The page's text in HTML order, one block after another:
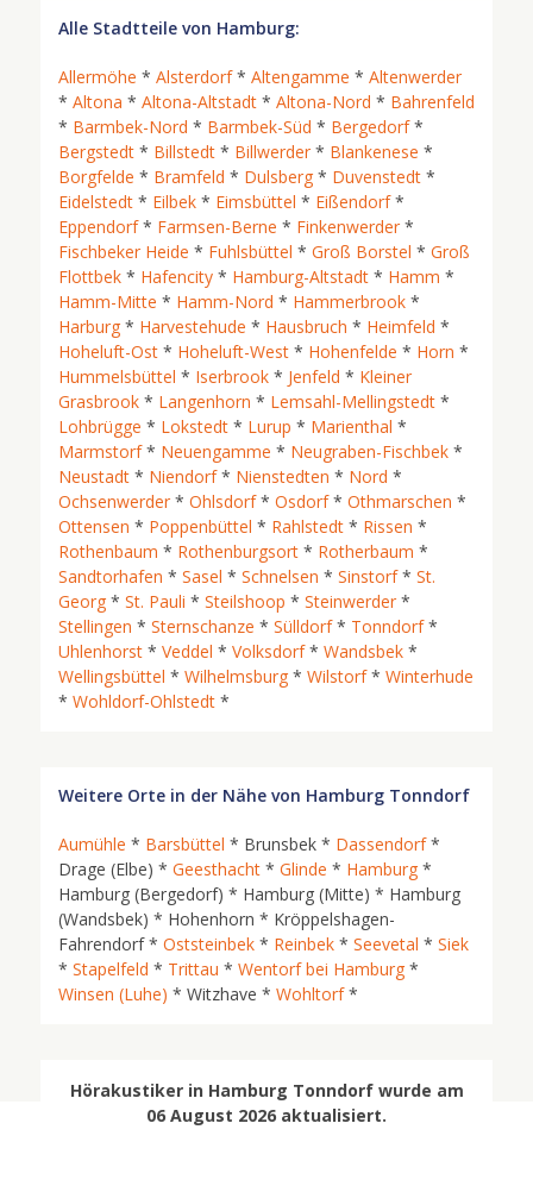
Alle Stadtteile von Hamburg:
Allermöhe * Alsterdorf* Altengamme * Altenwerder
* Altona * Altona-Altstadt * Altona-Nord * Bahrenfeld
* Barmbek-Nord * Barmbek-Süd * Bergedorf*
Bergstedt * Billstedt * Billwerder * Blankenese *
Borgfelde * Bramfeld * Dulsberg * Duvenstedt *
Eidelstedt * Eilbek * Eimsbüttel * Eißendorf*
Eppendorf* Farmsen-Berne * Finkenwerder *
Fischbeker Heide * Fuhlsbüttel * Groß Borstel * Groß
Flottbek * Hafencity * Hamburg-Altstadt * Hamm *
Hamm-Mitte * Hamm-Nord * Hammerbrook *
Harburg * Harvestehude * Hausbruch * Heimfeld *
Hoheluft-Ost * Hoheluft-West * Hohenfelde * Horn *
Hummelsbüttel * Iserbrook * Jenfeld * Kleiner
Grasbrook * Langenhorn * Lemsahl-Mellingstedt *
Lohbrügge * Lokstedt * Lurup * Marienthal *
Marmstorf* Neuengamme * Neugraben-Fischbek *
Neustadt * Niendorf* Nienstedten * Nord *
Ochsenwerder * Ohlsdorf* Osdorf* Othmarschen *
Ottensen * Poppenbüttel * Rahlstedt * Rissen *
Rothenbaum * Rothenburgsort * Rotherbaum *
Sandtorhafen * Sasel * Schnelsen * Sinstorf* St.
Georg * St. Pauli * Steilshoop * Steinwerder *
Stellingen * Sternschanze * Sülldorf* Tonndorf*
Uhlenhorst * Veddel * Volksdorf* Wandsbek *
Wellingsbüttel * Wilhelmsburg * Wilstorf* Winterhude
* Wohldorf-Ohlstedt *
Weitere Orte in der Nähe von Hamburg Tonndorf
Aumühle * Barsbüttel * Brunsbek * Dassendorf*
Drage (Elbe) * Geesthacht * Glinde * Hamburg *
Hamburg (Bergedorf) * Hamburg (Mitte) * Hamburg
(Wandsbek) * Hohenhorn * Kröppelshagen-
Fahrendorf * Oststeinbek * Reinbek * Seevetal * Siek
* Stapelfeld * Trittau * Wentorf bei Hamburg *
Winsen (Luhe) * Witzhave * Wohltorf*
Hörakustiker in Hamburg Tonndorf wurde am
06 August 2026 aktualisiert.